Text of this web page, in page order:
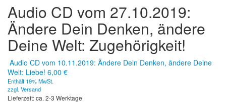
Audio CD vom 27.10.2019:
Ändere Dein Denken, ändere
Deine Welt: Zugehörigkeit!
Audio CD vom 10.11.2019: Ändere Dein Denken, ändere Deine
Welt: Liebe! 6,00 €
Enthält 19% MwSt.
zzgl. Versand
Lieferzeit: ca. 2-3 Werktage